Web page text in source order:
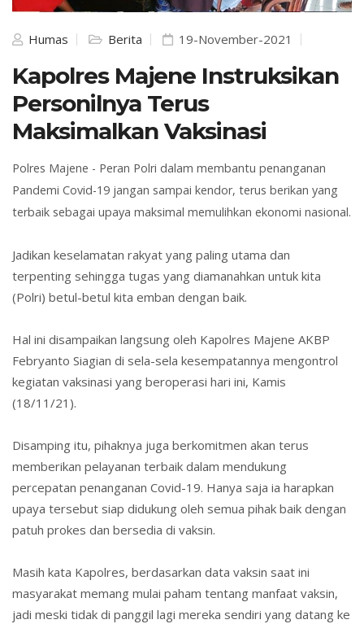
Humas Berita 19-November-2021
Kapolres Majene Instruksikan
Personilnya Terus
Maksimalkan Vaksinasi
Polres Majene - Peran Polri dalam membantu penanganan
Pandemi Covid-19 jangan sampai kendor, terus berikan yang
terbaik sebagai upaya maksimal memulihkan ekonomi nasional.
Jadikan keselamatan rakyat yang paling utama dan
terpenting sehingga tugas yang diamanahkan untuk kita
(Polri) betul-betul kita emban dengan baik.
Hal ini disampaikan langsung oleh Kapolres Majene AKBP
Febryanto Siagian di sela-sela kesempatannya mengontrol
kegiatan vaksinasi yang beroperasi hari ini, Kamis
(18/11/21).
Disamping itu, pihaknya juga berkomitmen akan terus
memberikan pelayanan terbaik dalam mendukung
percepatan penanganan Covid-19. Hanya saja ia harapkan
upaya tersebut siap didukung oleh semua pihak baik dengan
patuh prokes dan bersedia di vaksin.
Masih kata Kapolres, berdasarkan data vaksin saat ini
masyarakat memang mulai paham tentang manfaat vaksin,
jadi meski tidak di panggil lagi mereka sendiri yang datang ke